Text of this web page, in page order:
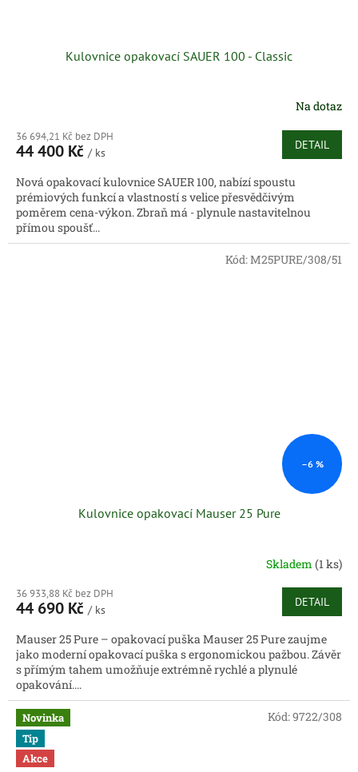
Kulovnice opakovací SAUER 100 - Classic
Na dotaz
36 694,21 Kč bez DPH
44 400 Kč / ks
DETAIL
Nová opakovací kulovnice SAUER 100, nabízí spoustu
prémiových funkcí a vlastností s velice přesvědčivým
poměrem cena-výkon. Zbraň má - plynule nastavitelnou
přímou spoušť...
–6 %
Kulovnice opakovací Mauser 25 Pure
Skladem (1 ks)
36 933,88 Kč bez DPH
44 690 Kč / ks
DETAIL
Mauser 25 Pure – opakovací puška Mauser 25 Pure zaujme
jako moderní opakovací puška s ergonomickou pažbou. Závěr
s přímým tahem umožňuje extrémně rychlé a plynulé
opakování....
Kód:M25PURE/308/51
Novinka
Tip
Akce
Kód:9722/308